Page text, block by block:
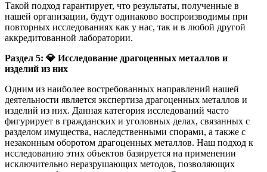
Такой подход гарантирует, что результаты, полученные в
нашей организации, будут одинаково воспроизводимы при
повторных исследованиях как у нас, так и в любой другой
аккредитованной лаборатории.
Раздел 5: 💎 Исследование драгоценных металлов и
изделий из них
Одним из наиболее востребованных направлений нашей
деятельности является экспертиза драгоценных металлов и
изделий из них. Данная категория исследований часто
фигурирует в гражданских и уголовных делах, связанных с
разделом имущества, наследственными спорами, а также с
незаконным оборотом драгоценных металлов. Наш подход к
исследованию этих объектов базируется на применении
исключительно неразрушающих методов, позволяющих